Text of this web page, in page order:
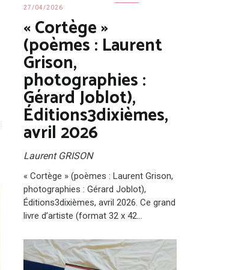
27/04/2026
« Cortège »
(poèmes : Laurent
Grison,
photographies :
Gérard Joblot),
Éditions3dixièmes,
avril 2026
Laurent GRISON
« Cortège » (poèmes : Laurent Grison,
photographies : Gérard Joblot),
Éditions3dixièmes, avril 2026. Ce grand
livre d’artiste (format 32 x 42…